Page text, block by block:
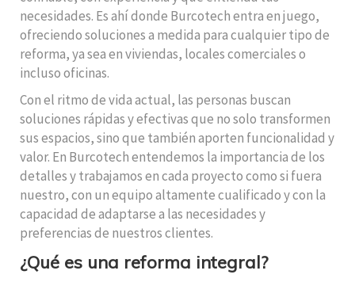
necesidades. Es ahí donde Burcotech entra en juego,
ofreciendo soluciones a medida para cualquier tipo de
reforma, ya sea en viviendas, locales comerciales o
incluso oficinas.
Con el ritmo de vida actual, las personas buscan
soluciones rápidas y efectivas que no solo transformen
sus espacios, sino que también aporten funcionalidad y
valor. En Burcotech entendemos la importancia de los
detalles y trabajamos en cada proyecto como si fuera
nuestro, con un equipo altamente cualificado y con la
capacidad de adaptarse a las necesidades y
preferencias de nuestros clientes.
¿Qué es una reforma integral?